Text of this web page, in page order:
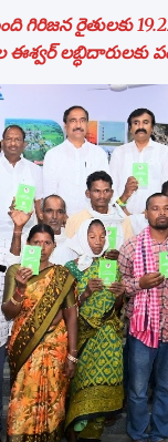
రైతులకు
లబ్ధిదారులకు